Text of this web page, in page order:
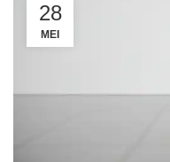
28
MEI